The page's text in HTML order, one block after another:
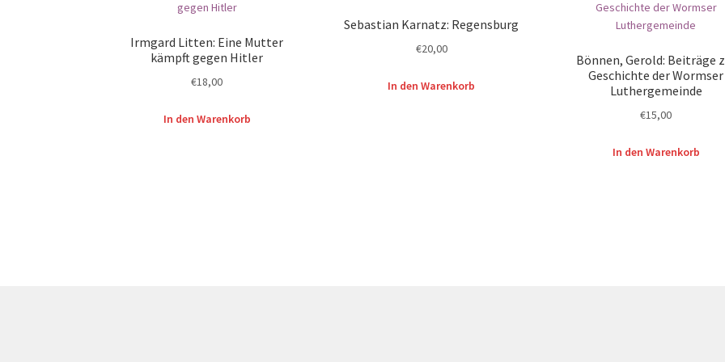
Irmgard Litten: Eine Mutter
kämpft gegen Hitler
€18,00
In den Warenkorb
Sebastian Karnatz: Regensburg
€20,00
In den Warenkorb
Bönnen, Gerold: Beiträge
Geschichte der Wormser
Luthergemeinde
€15,00
In den Warenkorb